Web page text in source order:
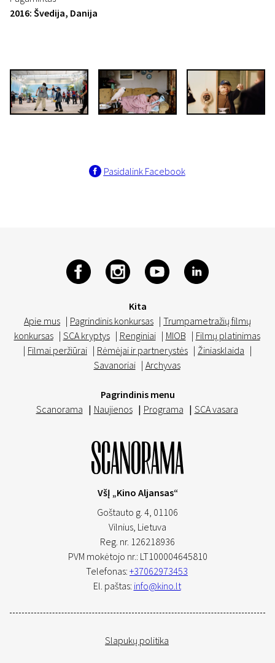
2016: Švedija, Danija
Pasidalink Facebook
Kita
Apie mus | Pagrindinis konkursas | Trumpametražių filmų
konkursas | SCA kryptys | Renginiai | MIOB | Filmų platinimas
| Filmai peržiūrai | Rėmėjai ir partnerystės | Žiniasklaida |
Savanoriai | Archyvas
Pagrindinis menu
Scanorama | Naujienos | Programa | SCA vasara
VšĮ „Kino Aljansas“
Goštauto g. 4, 01106
Vilnius, Lietuva
Reg. nr. 126218936
PVM mokėtojo nr.: LT100004645810
Telefonas: +37062973453
El. paštas: info@kino.lt
Slapukų politika